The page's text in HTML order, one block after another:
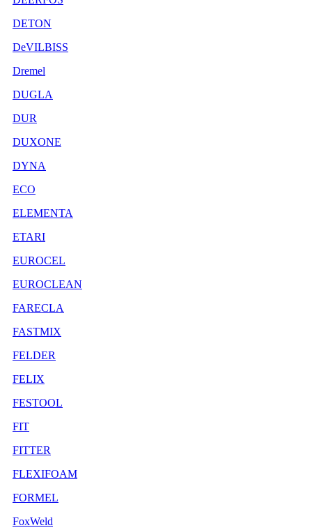
DETON
DeVILBISS
Dremel
DUGLA
DUR
DUXONE
DYNA
ECO
ELEMENTA
ETARI
EUROCEL
EUROCLEAN
FARECLA
FASTMIX
FELDER
FELIX
FESTOOL
FIT
FITTER
FLEXIFOAM
FORMEL
FoxWeld